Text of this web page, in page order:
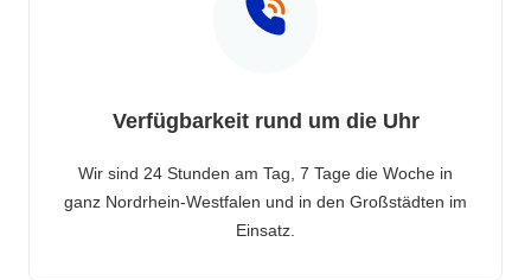
Verfügbarkeit rund um die Uhr
Wir sind 24 Stunden am Tag, 7 Tage die Woche in
ganz Nordrhein-Westfalen und in den Großstädten im
Einsatz.